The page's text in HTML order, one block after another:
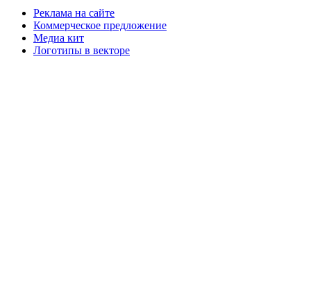
Реклама на сайте
Коммерческое предложение
Медиа кит
Логотипы в векторе